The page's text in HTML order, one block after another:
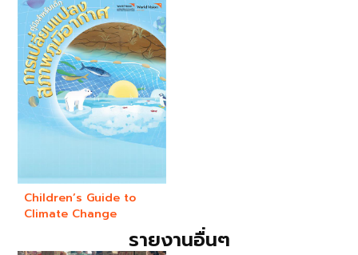
Children’s Guide to
Climate Change
รายงานอื่นๆ